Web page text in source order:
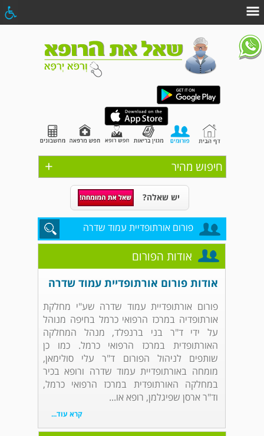
+ חיפוש מהיר
יש שאלה?
פורום אורתופדיית עמוד שדרה
אודות הפורום
אודות פורום אורתופדיית עמוד שדרה
פורום אורתופדיית עמוד שדרה שע"י מחלקת
אורתופדיה במרכז הרפואי כרמל בחיפה מנוהל
על ידי ד"ר בני ברנפלד, מנהל המחלקה
האורתופדית במרכז הרפואי כרמל. כמו כן
שותפים לניהול הפורום ד"ר עלי סולימאן,
מומחה באורתופדיית עמוד שדרה ורופא בכיר
במחלקה האורתופדית במרכז הרפואי כרמל,
וד"ר ארסן שפיגלמן, רופא או...
קרא עוד...